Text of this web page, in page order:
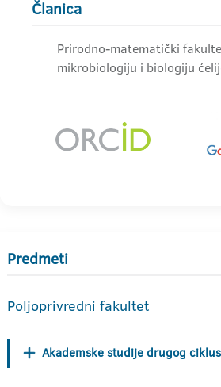
Članica
Prirodno-matematički
mikrobiologiju i biologiju
Predmeti
Poljoprivredni fakultet
Akademske studije drugog